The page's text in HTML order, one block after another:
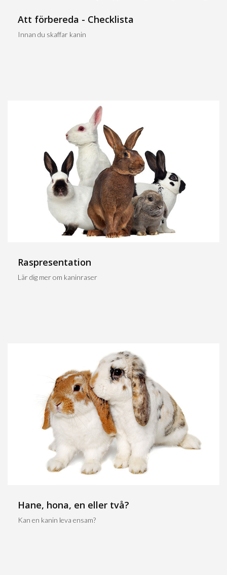
Att förbereda - Checklista
Innan du skaffar kanin
Raspresentation
Lär dig mer om kaninraser
Hane, hona, en eller två?
Kan en kanin leva ensam?